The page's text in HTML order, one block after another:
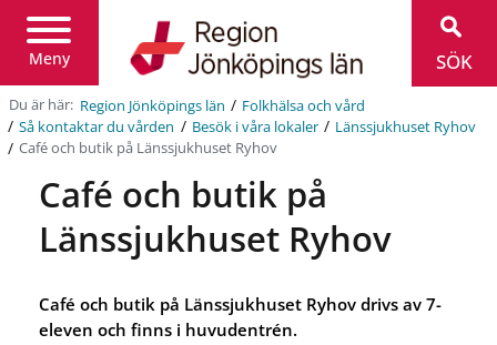
Meny
Jönköpings
län
SÖK
Du är här: Region Jönköpings län / Folkhälsa och vård
/ Så kontaktar du vården / Besök i våra lokaler / Länssjukhuset Ryhov
/ Café och butik på Länssjukhuset Ryhov
Café och butik på
Länssjukhuset Ryhov
Café och butik på Länssjukhuset Ryhov drivs av 7-
eleven och finns i huvudentrén.